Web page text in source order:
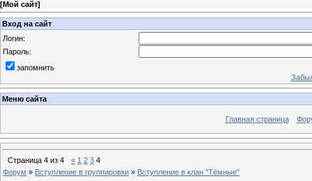
[Мой сайт]
Вход на сайт
Логин:
Пароль:
запомнить
Меню сайта
Главная страница
Страница 4 из 4 « 1 2 3 4
Форум » Вступление в группировки » Вступление в клан "Тёмные"